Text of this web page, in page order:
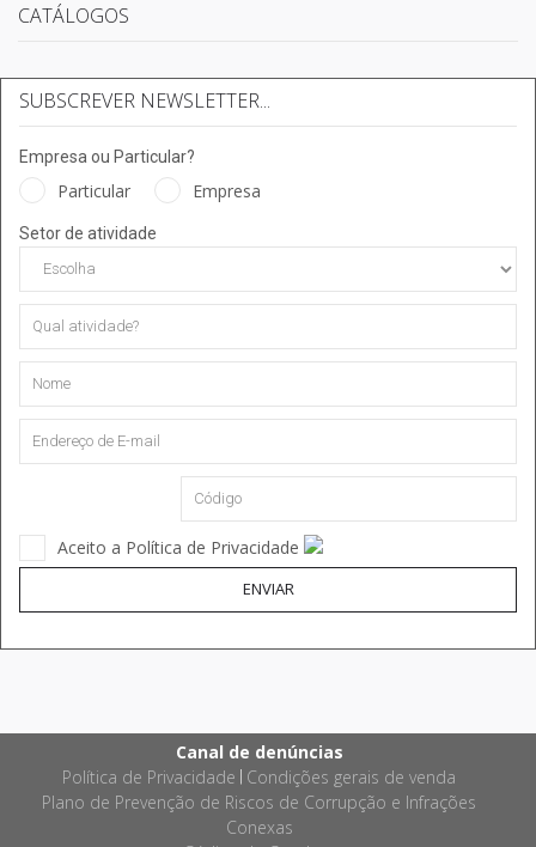
CATÁLOGOS
SUBSCREVER NEWSLETTER...
Empresa ou Particular?
Particular Empresa
Setor de atividade
Aceito a Política de Privacidade
ENVIAR
Canal de denúncias
Política de Privacidade Condições gerais de venda
Plano de Prevenção de Riscos de Corrupção e Infrações
Conexas